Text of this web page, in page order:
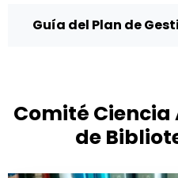
Guía del Plan de
Comité
de